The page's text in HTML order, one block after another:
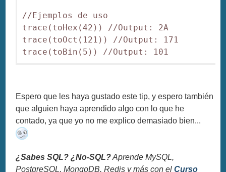
//Ejemplos de uso
trace(toHex(42)) //Output: 2A
trace(toOct(121)) //Output: 171
trace(toBin(5)) //Output: 101
Espero que les haya gustado este tip, y espero también
que alguien haya aprendido algo con lo que he
contado, ya que yo no me explico demasiado bien...
¿Sabes SQL? ¿No-SQL?Aprende MySQL,
PostgreSQL, MongoDB, Redis y más con elCurso